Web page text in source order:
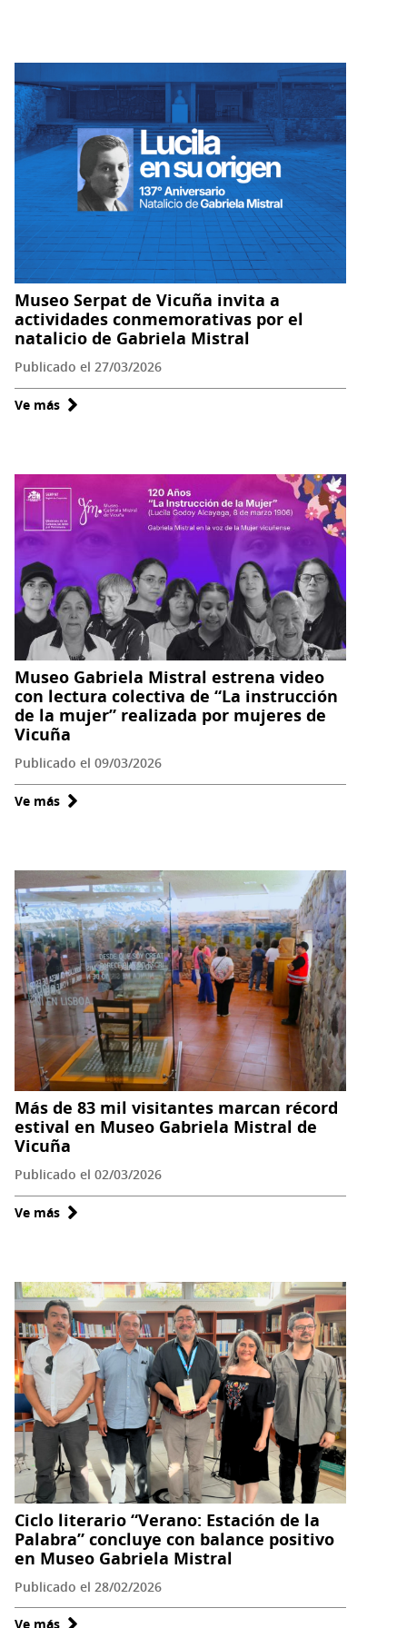
Mistral
de
Vicuña
conmemoró
natalicio
la
poeta
con
acto
“Lucila
en
su
Museo Serpat de Vicuña invita a
actividades conmemorativas por el
natalicio de Gabriela Mistral
Publicado el 27/03/2026
Ve más sobre
de
Vicuña
invita
conmemorativas
por
el
natalicio
de
Gabriela
Mistral
Museo Gabriela Mistral estrena video
con lectura colectiva de “La instrucción
de la mujer” realizada por mujeres de
Vicuña
Publicado el 09/03/2026
Ve más sobre
Mistral
estrena
video
con
lectura
colectiva
de
“La
instrucción
de
la
mujer”
realizada
de
Más de 83 mil visitantes marcan récord
estival en Museo Gabriela Mistral de
Vicuña
Publicado el 02/03/2026
Ve más sobre
83
mil
visitantes
marcan
récord
estival
en
Museo
Gabriela
Mistral
de
Vicuña
Ciclo literario “Verano: Estación de la
Palabra” concluye con balance positivo
en Museo Gabriela Mistral
Publicado el 28/02/2026
Ve más sobre